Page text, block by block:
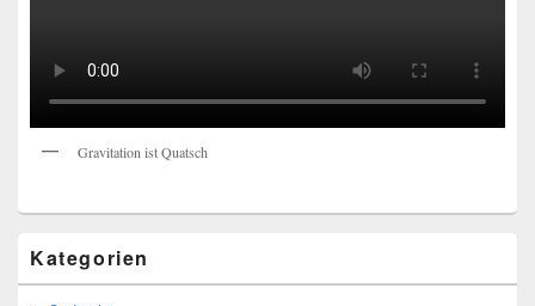
Gravitation ist Quatsch
Kategorien